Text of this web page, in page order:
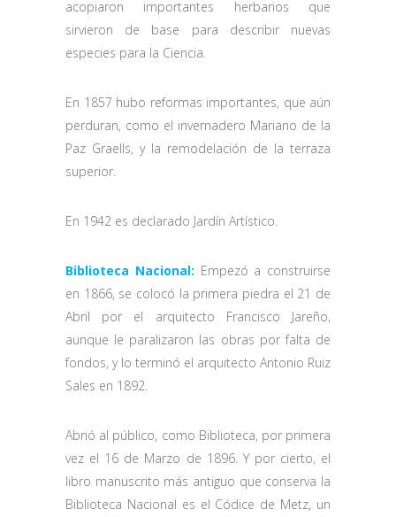
acopiaron importantes herbarios que
sirvieron de base para describir nuevas
especies para la Ciencia.
En 1857 hubo reformas importantes, que aún
perduran, como el invernadero Mariano de la
Paz Graells, y la remodelación de la terraza
superior.
En 1942 es declarado Jardín Artístico.
Biblioteca Nacional: Empezó a construirse
en 1866, se colocó la primera piedra el 21 de
Abril por el arquitecto Francisco Jareño,
aunque le paralizaron las obras por falta de
fondos, y lo terminó el arquitecto Antonio Ruiz
Sales en 1892.
Abrió al público, como Biblioteca, por primera
vez el 16 de Marzo de 1896. Y por cierto, el
libro manuscrito más antiguo que conserva la
Biblioteca Nacional es el Códice de Metz, un